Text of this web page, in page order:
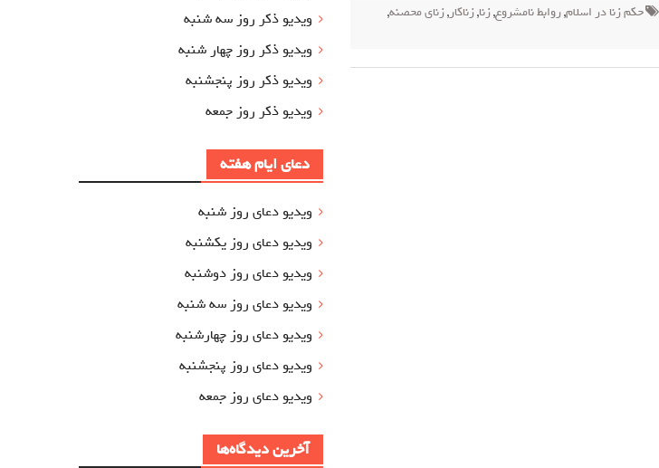
حکم زنا در اسلام,روابط نامشروع,زنا,زناکار,زنای محصنه,
ویدیو ذکر روز سه شنبه
ویدیو ذکر روز چهار شنبه
ویدیو ذکر روز پنجشنبه
ویدیو ذکر روز جمعه
دعای ایام هفته
ویدیو دعای روز شنبه
ویدیو دعای روز یکشنبه
ویدیو دعای روز دوشنبه
ویدیو دعای روز سه شنبه
ویدیو دعای روز چهارشنبه
ویدیو دعای روز پنجشنبه
ویدیو دعای روز جمعه
آخرین دیدگاه‌ها